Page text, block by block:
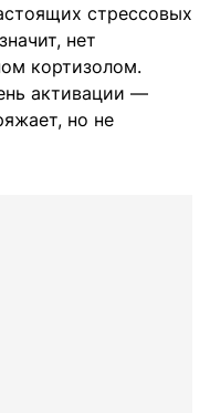
стрессовых
нет
кортизолом.
активации —
но не